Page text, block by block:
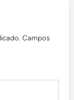
Campos